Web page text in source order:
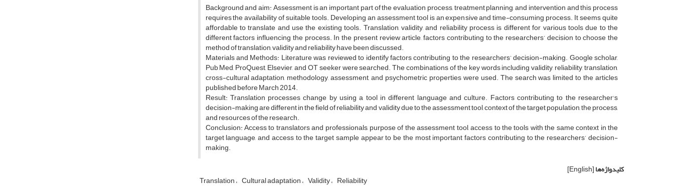
Background and aim: Assessment is an important part of the evaluation process, treatment planning, and intervention and this process
requires the availability of suitable tools. Developing an assessment tool is an expensive and time-consuming process. It seems quite
affordable to translate and use the existing tools. Translation, validity, and reliability process is different for various tools due to the
different factors influencing the process. In the present review article, factors contributing to the researchers’ decision to choose the
method of translation, validity and reliability have been discussed.
Materials and Methods: Literature was reviewed to identify factors contributing to the researchers’ decision-making. Google scholar,
Pub Med, ProQuest, Elsevier, and OT seeker were searched. The combinations of the key words including validity, reliability, translation,
cross-cultural adaptation, methodology, assessment, and psychometric properties were used. The search was limited to the articles
published before March 2014.
Result: Translation processes change by using a tool in different language and culture. Factors contributing to the researcher's
decision-making are different in the field of reliability and validity due to the assessment tool, context of the target population, the process,
and resources of the research.
Conclusion: Access to translators and professionals, purpose of the assessment tool, access to the tools with the same context in the
target language, and access to the target sample appear to be the most important factors contributing to the researchers’ decision-
making.
کلیدواژه‌ها[English]
Translation Cultural adaptation Validity Reliability